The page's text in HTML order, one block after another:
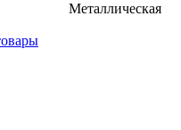
Металлическая